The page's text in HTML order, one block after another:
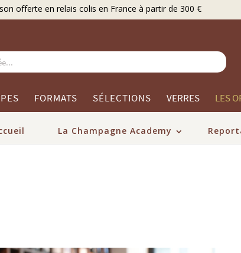
Meilleur Caviste Champagne par Gault & Millau
FORMATS SÉLECTIONS VERRES LES
La Champagne Academy